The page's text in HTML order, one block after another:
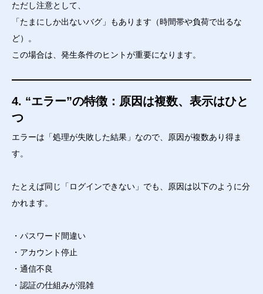
ただし注意として、
「たまにしか出ないバグ」もあります（時間帯や負荷で出るな
ど）。
この場合は、発生条件のヒントが重要になります。
4. “エラー”の特徴：原因は複数、表示はひと
つ
エラーは「処理が失敗した結果」なので、原因が複数あり得ま
す。
たとえば同じ「ログインできない」でも、原因は以下のように分
かれます。
・パスワード間違い
・アカウント停止
・通信不良
・認証の仕組みが混雑